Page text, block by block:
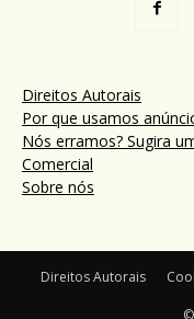
Direitos Autorais
Por que usamos
Nós erramos? Sugira
Comercial
Sobre nós
Direitos Autorais